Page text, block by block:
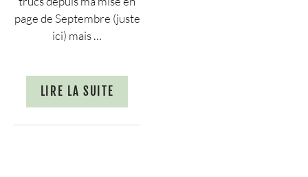
page de Septembre (juste
ici) mais …
LIRE LA SUITE